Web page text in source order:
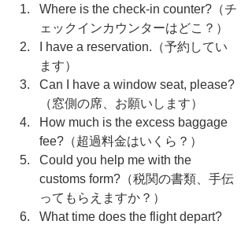
Where is the check-in counter?（チ
ェックインカウンターはどこ？）
I have a reservation.（予約してい
ます）
Can I have a window seat, please?
（窓側の席、お願いします）
How much is the excess baggage
fee?（超過料金はいくら？）
Could you help me with the
customs form?（税関の書類、手伝
ってもらえますか？）
What time does the flight depart?